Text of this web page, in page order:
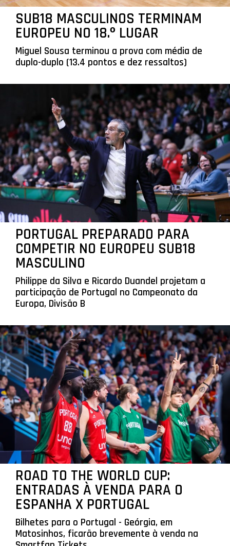
SUB18 MASCULINOS TERMINAM
EUROPEU NO 18.º LUGAR
Miguel Sousa terminou a prova com média de
duplo-duplo (13.4 pontos e dez ressaltos)
PORTUGAL PREPARADO PARA
COMPETIR NO EUROPEU SUB18
MASCULINO
Philippe da Silva e Ricardo Duandel projetam a
participação de Portugal no Campeonato da
Europa, Divisão B
ROAD TO THE WORLD CUP:
ENTRADAS À VENDA PARA O
ESPANHA X PORTUGAL
Bilhetes para o Portugal - Geórgia, em
Matosinhos, ficarão brevemente à venda na